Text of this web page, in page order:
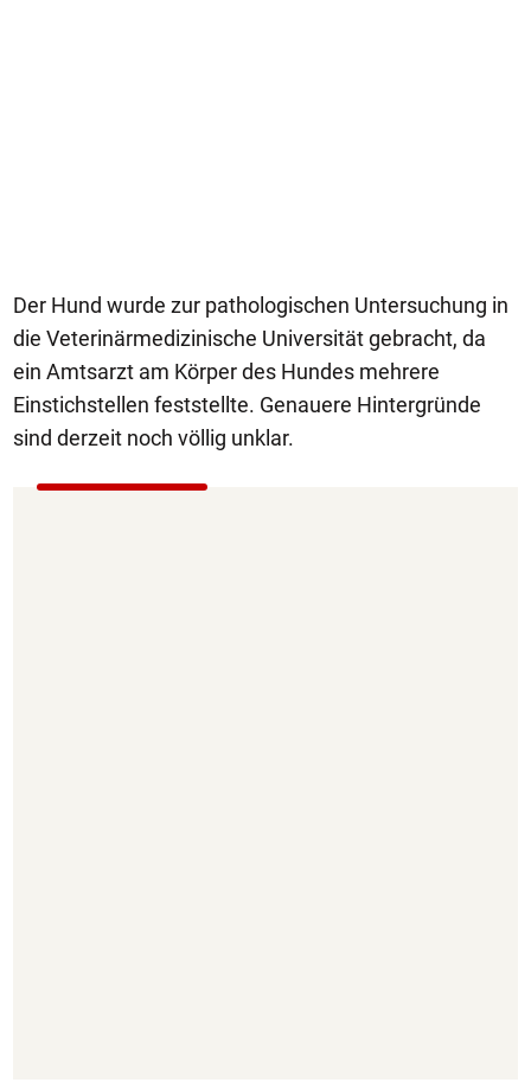
Der Hund wurde zur pathologischen Untersuchung in
die Veterinärmedizinische Universität gebracht, da
ein Amtsarzt am Körper des Hundes mehrere
Einstichstellen feststellte. Genauere Hintergründe
sind derzeit noch völlig unklar.